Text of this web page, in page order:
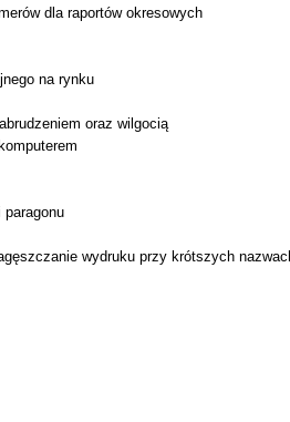
dla raportów okresowych
na rynku
oraz wilgocią
wydruku przy krótszych